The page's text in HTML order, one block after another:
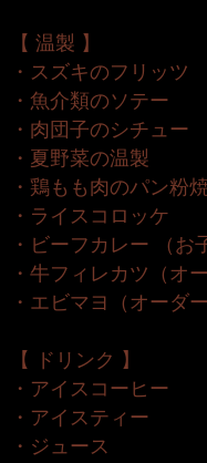
【 温製 】
・スズキのフリッツ
・魚介類のソテー
・肉団子のシチュー
・夏野菜の温製
・鶏もも肉のパン
・ライスコロッケ
・ビーフカレー （
・牛フィレカツ（オ
・エビマヨ（オーダ
【 ドリンク 】
・アイスコーヒー
・アイスティー
・ジュース